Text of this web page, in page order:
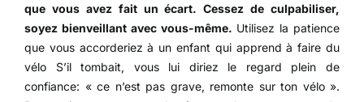
que vous avez fait un écart. Cessez de culpabiliser,
soyez bienveillant avec vous-même. Utilisez la patience
que vous accorderiez à un enfant qui apprend à faire du
vélo S’il tombait, vous lui diriez le regard plein de
confiance: « ce n’est pas grave, remonte sur ton vélo ».